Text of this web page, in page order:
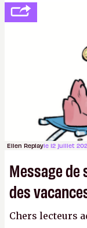
se consoler, le
sur le
joueurs
aux adultes,
avec du
Ellen Replayle 12 juillet
Message
des
Chers lecteurs